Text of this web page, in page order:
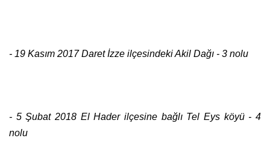
- 19 Kasım 2017 Daret İzze ilçesindeki Akil Dağı - 3 nolu
- 5 Şubat 2018 El Hader ilçesine bağlı Tel Eys köyü - 4
nolu